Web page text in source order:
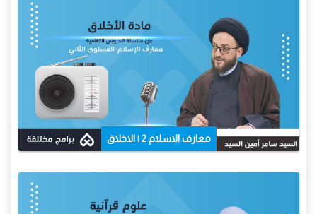
معارف الاسلام 2 | الاخلاق